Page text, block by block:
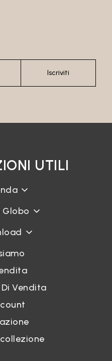
Iscriviti
UTILI
Globo
Vendita